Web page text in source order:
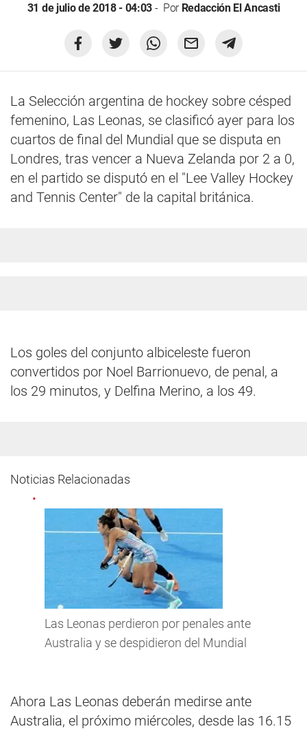
31 de julio de 2018 - 04:03 Por Redacción El Ancasti
La Selección argentina de hockey sobre césped
femenino, Las Leonas, se clasificó ayer para los
cuartos de final del Mundial que se disputa en
Londres, tras vencer a Nueva Zelanda por 2 a 0,
en el partido se disputó en el "Lee Valley Hockey
and Tennis Center" de la capital británica.
Los goles del conjunto albiceleste fueron
convertidos por Noel Barrionuevo, de penal, a
los 29 minutos, y Delfina Merino, a los 49.
Noticias Relacionadas
Las Leonas perdieron por penales ante
Australia y se despidieron del Mundial
Ahora Las Leonas deberán medirse ante
Australia, el próximo miércoles, desde las 16.15